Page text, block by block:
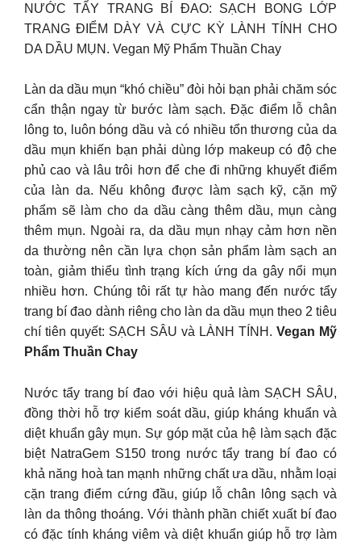
NƯỚC TẨY TRANG BÍ ĐAO: SẠCH BONG LỚP
TRANG ĐIỂM DÀY VÀ CỰC KỲ LÀNH TÍNH CHO
DA DẦU MỤN. Vegan Mỹ Phẩm Thuần Chay
Làn da dầu mụn “khó chiều” đòi hỏi bạn phải chăm sóc
cẩn thận ngay từ bước làm sạch. Đặc điểm lỗ chân
lông to, luôn bóng dầu và có nhiều tổn thương của da
dầu mụn khiến bạn phải dùng lớp makeup có độ che
phủ cao và lâu trôi hơn để che đi những khuyết điểm
của làn da. Nếu không được làm sạch kỹ, cặn mỹ
phẩm sẽ làm cho da dầu càng thêm dầu, mụn càng
thêm mụn. Ngoài ra, da dầu mụn nhạy cảm hơn nền
da thường nên cần lựa chọn sản phẩm làm sạch an
toàn, giảm thiểu tình trạng kích ứng da gây nổi mụn
nhiều hơn. Chúng tôi rất tự hào mang đến nước tẩy
trang bí đao dành riêng cho làn da dầu mụn theo 2 tiêu
chí tiên quyết: SẠCH SÂU và LÀNH TÍNH. Vegan Mỹ
Phẩm Thuần Chay
Nước tẩy trang bí đao với hiệu quả làm SẠCH SÂU,
đồng thời hỗ trợ kiểm soát dầu, giúp kháng khuẩn và
diệt khuẩn gây mụn. Sự góp mặt của hệ làm sạch đặc
biệt NatraGem S150 trong nước tẩy trang bí đao có
khả năng hoà tan mạnh những chất ưa dầu, nhằm loại
cặn trang điểm cứng đầu, giúp lỗ chân lông sạch và
làn da thông thoáng. Với thành phần chiết xuất bí đao
có đặc tính kháng viêm và diệt khuẩn giúp hỗ trợ làm